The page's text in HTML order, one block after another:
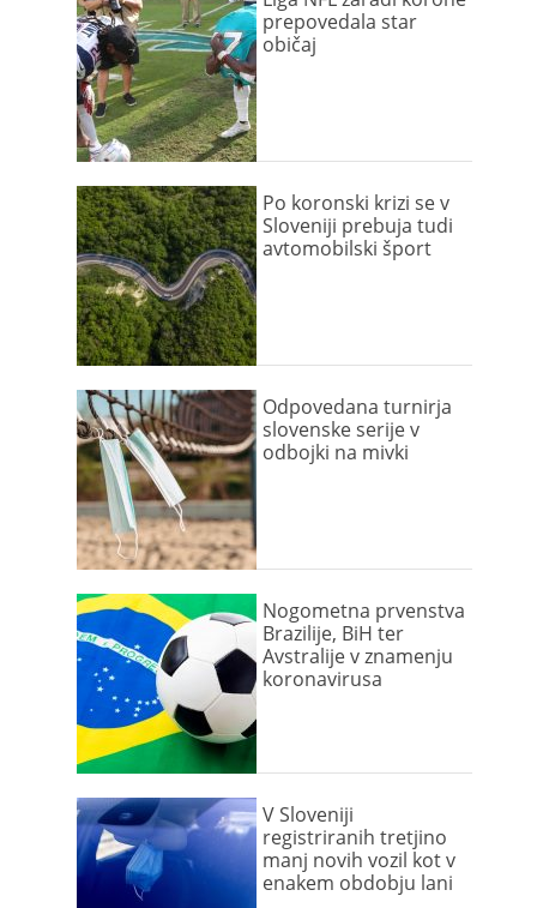
prepovedala star
običaj
Po koronski krizi se v
Sloveniji prebuja tudi
avtomobilski šport
Odpovedana turnirja
slovenske serije v
odbojki na mivki
Nogometna prvenstva
Brazilije, BiH ter
Avstralije v znamenju
koronavirusa
V Sloveniji
registriranih tretjino
manj novih vozil kot v
enakem obdobju lani